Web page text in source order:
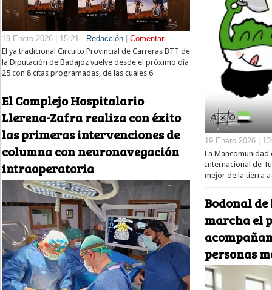
19 Enero 2026 | 15:21 - Redacción
Comentar
El ya tradicional Circuito Provincial de Carreras BTT de
la Diputación de Badajoz vuelve desde el próximo día
25 con 8 citas programadas, de las cuales 6
El Complejo Hospitalario
Llerena-Zafra realiza con éxito
las primeras intervenciones de
columna con neuronavegación
intraoperatoria
19 Enero 2026 |
La Mancomunidad
Internacional de
mejor de la tierra
Bodonal
marcha el
personas